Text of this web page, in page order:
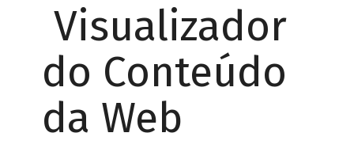
Visualizador
do Conteúdo
da Web